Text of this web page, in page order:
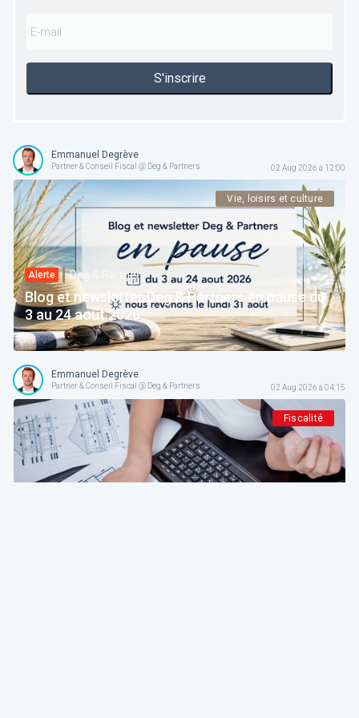
S'inscrire
Emmanuel Degrève
Partner & Conseil Fiscal @ Deg & Partners 02 Aug 2026 à 12:00
Vie, loisirs et culture
Alerte Deg & Partners
Blog et newsletter Deg & Partners en pause du
3 au 24 août 2026
Emmanuel Degrève
Partner & Conseil Fiscal @ Deg & Partners 02 Aug 2026 à 04:15
Fiscalité